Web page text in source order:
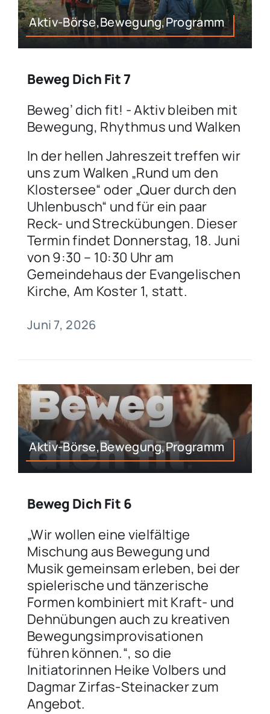
Aktiv-Börse,Bewegung,Programm
Beweg Dich Fit 7
Beweg’ dich fit! - Aktiv bleiben mit
Bewegung, Rhythmus und Walken
In der hellen Jahreszeit treffen wir
uns zum Walken „Rund um den
Klostersee“ oder „Quer durch den
Uhlenbusch“ und für ein paar
Reck- und Streckübungen. Dieser
Termin findet Donnerstag, 18. Juni
von 9:30 – 10:30 Uhr am
Gemeindehaus der Evangelischen
Kirche, Am Koster 1, statt.
Juni 7, 2026
Aktiv-Börse,Bewegung,Programm
Beweg Dich Fit 6
„Wir wollen eine vielfältige
Mischung aus Bewegung und
Musik gemeinsam erleben, bei der
spielerische und tänzerische
Formen kombiniert mit Kraft- und
Dehnübungen auch zu kreativen
Bewegungsimprovisationen
führen können.“, so die
Initiatorinnen Heike Volbers und
Dagmar Zirfas-Steinacker zum
Angebot.